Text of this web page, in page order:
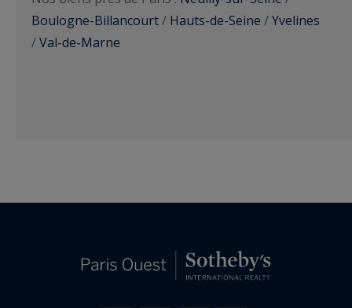
Boulogne-Billancourt/ Hauts-de-Seine /Yvelines
/Val-de-Marne